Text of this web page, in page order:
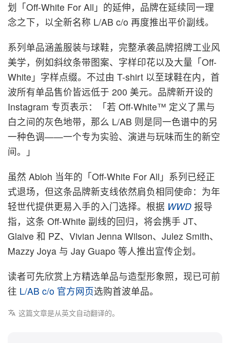
划「Off-White For All」的延伸，品牌在延续同一理
念之下，以全新名称 L/AB c/o 再度推出平价副线。
系列单品涵盖服装与球鞋，完整承袭品牌招牌工业风
美学，例如斜纹条带图案、字样印花以及大量「Off-
White」字样点缀。不过由 T-shirt 以至球鞋在内，首
波所有单品售价皆远低于 200 美元。品牌新开设的
Instagram 专页表示：「若 Off-White™ 定义了黑与
白之间的灰色地带，那么 L/AB 则是同一色谱中的另
一种色调——一个专为实验、演进与玩味而生的新空
间。」
虽然 Abloh 当年的「Off-White For All」系列已经正
式退场，但这条品牌新支线依然肩负相同使命：为年
轻世代提供更易入手的入门选择。根据 WWD 报导
指，这条 Off-White 副线的回归，将会携手 JT、
Glaive 和 PZ、Vivian Jenna Wilson、Julez Smith、
Mazzy Joya 与 Jay Guapo 等人推出宣传企划。
读者可先欣赏上方精选单品与造型形象照，现已可前
往 L/AB c/o 官方网页选购首波单品。
这篇文章是从英文自动翻译的。